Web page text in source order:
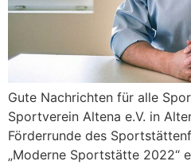
Gute Nachrichten für alle
Sportverein Altena e.V. in
Förderrunde des
„Moderne Sportstätte 2022“